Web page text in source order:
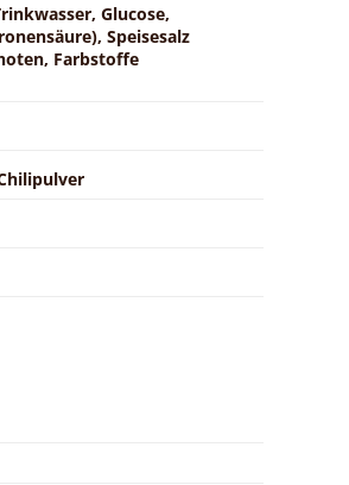
Glucose,
Speisesalz
Farbstoffe